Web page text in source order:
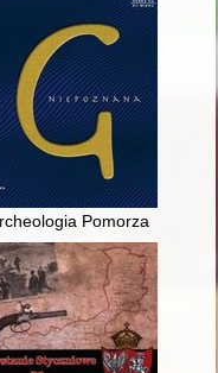
Pomorza